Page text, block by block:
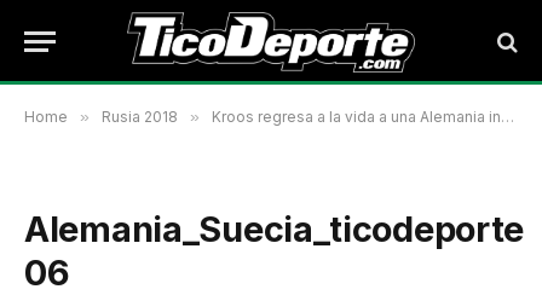
Home » Rusia 2018 » Kroos regresa a la vida a una Alemania inmortal
Alemania_Suecia_ticodeporte
06